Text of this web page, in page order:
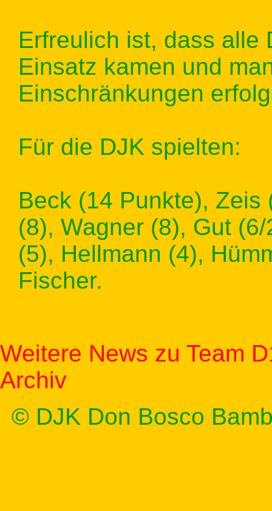
Erfreulich ist, dass alle
Einsatz kamen und
Einschränkungen
Für die DJK spielten:
Beck (14 Punkte),
(8), Wagner (8), Gut
(5), Hellmann (4),
Fischer.
Weitere News zu Team
Archiv
© DJK Don Bosco